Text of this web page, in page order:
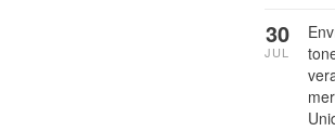
30
JUL